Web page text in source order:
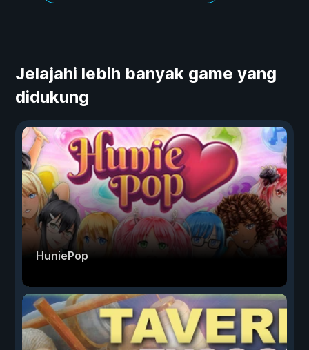
Jelajahi lebih banyak game yang
didukung
HuniePop